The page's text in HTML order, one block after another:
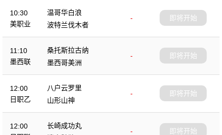
10:30
美职业
温哥华白浪
-
波特兰伐木者
即将开始
11:10
墨西联
桑托斯拉古纳
-
墨西哥美洲
即将开始
12:00
日职乙
八户云罗里
-
山形山神
即将开始
12:00
长崎成功丸
-
即将开始